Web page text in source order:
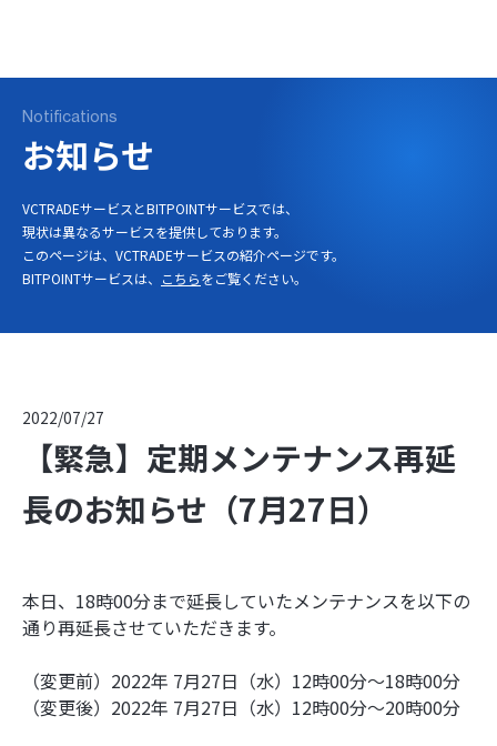
Notifications
お知らせ
VCTRADEサービスとBITPOINTサービスでは、
現状は異なるサービスを提供しております。
このページは、VCTRADEサービスの紹介ページです。
BITPOINTサービスは、
こちらをご覧ください。
2022/07/27
【緊急】定期メンテナンス再延
長のお知らせ（7月27日）
本日、18時00分まで延長していたメンテナンスを以下の
通り再延長させていただきます。
（変更前）2022年 7月27日（水）12時00分～18時00分
（変更後）2022年 7月27日（水）12時00分～20時00分